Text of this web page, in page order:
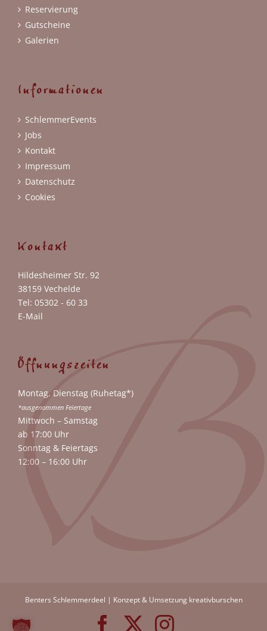
Reservierung
Gutscheine
Galerien
Informationen
SchlemmerEvents
Jobs
Kontakt
Impressum
Datenschutz
Cookies
Kontakt
Hildesheimer Str. 92
38159 Vechelde
Tel: 05302 - 60 33
E-Mail
Öffnungszeiten
Montag, Dienstag (Ruhetag*)
*ausgenommen Feiertage
Mittwoch – Samstag
ab 17:00 Uhr
Sonntag & Feiertags
12:00 – 16:00 Uhr
Benters Schlemmerdeel | Konzept & Umsetzung kreativburschen
Facebook
X Instagram